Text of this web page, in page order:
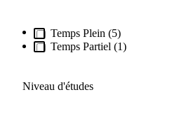
Temps Plein (5)
Temps Partiel (1)
Niveau d'études